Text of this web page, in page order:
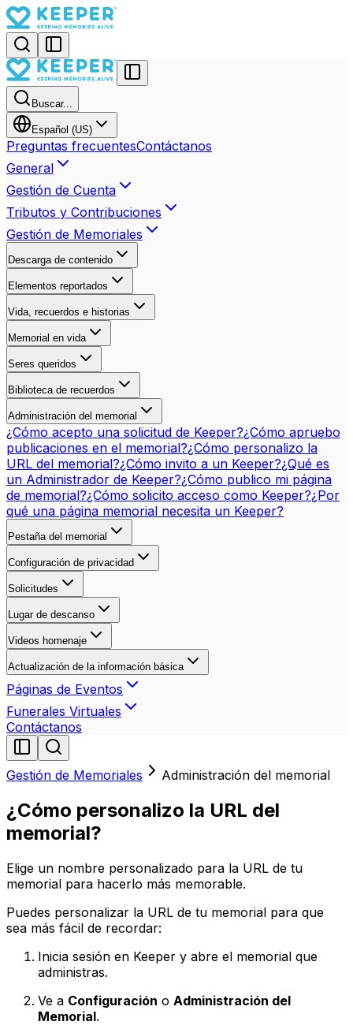
Buscar...
Español (US)
Preguntas frecuentesContáctanos
General
Gestión de Cuenta
Tributos y Contribuciones
Gestión de Memoriales
Descarga de contenido
Elementos reportados
Vida, recuerdos e historias
Memorial en vida
Seres queridos
Biblioteca de recuerdos
Administración del memorial
¿Cómo acepto una solicitud de Keeper?¿Cómo apruebo
publicaciones en el memorial?¿Cómo personalizo la
URL del memorial?¿Cómo invito a un Keeper?¿Qué es
un Administrador de Keeper?¿Cómo publico mi página
de memorial?¿Cómo solicito acceso como Keeper?¿Por
qué una página memorial necesita un Keeper?
Pestaña del memorial
Configuración de privacidad
Solicitudes
Lugar de descanso
Videos homenaje
Actualización de la información básica
Páginas de Eventos
Funerales Virtuales
Contáctanos
Gestión de Memoriales Administración del memorial
¿Cómo personalizo la URL del
memorial?
Elige un nombre personalizado para la URL de tu
memorial para hacerlo más memorable.
Puedes personalizar la URL de tu memorial para que
sea más fácil de recordar:
Inicia sesión en Keeper y abre el memorial que
administras.
Ve a Configuración o Administración del
Memorial.